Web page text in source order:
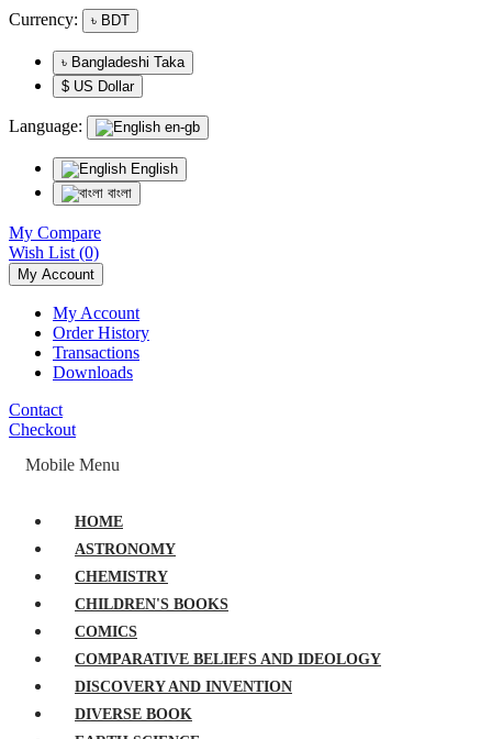
Currency: ৳ BDT
৳ Bangladeshi Taka
$ US Dollar
Language: en-gb
English
বাংলা
My Compare
Wish List (0)
My Account
My Account
Order History
Transactions
Downloads
Contact
Checkout
Mobile Menu
HOME
ASTRONOMY
CHEMISTRY
CHILDREN'S BOOKS
COMICS
COMPARATIVE BELIEFS AND IDEOLOGY
DISCOVERY AND INVENTION
DIVERSE BOOK